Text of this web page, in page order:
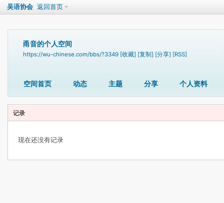
吴语协会 返回首页
甬音的个人空间
https://wu-chinese.com/bbs/?3349 [收藏] [复制] [分享] [RSS]
空间首页 动态 主题 分享 个人资料
记录
现在还没有记录